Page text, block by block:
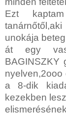
Ezt
unokája
át egy
BAGINSZKY
nyelven,2ooo
a 8-dik
kezekben